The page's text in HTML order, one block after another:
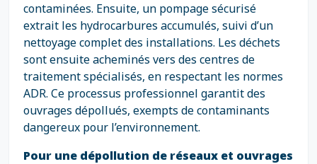
contaminées. Ensuite, un pompage sécurisé
extrait les hydrocarbures accumulés, suivi d’un
nettoyage complet des installations. Les déchets
sont ensuite acheminés vers des centres de
traitement spécialisés, en respectant les normes
ADR. Ce processus professionnel garantit des
ouvrages dépollués, exempts de contaminants
dangereux pour l’environnement.
Pour une dépollution de réseaux et ouvrages